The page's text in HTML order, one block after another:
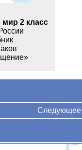
2 класс
Следующее